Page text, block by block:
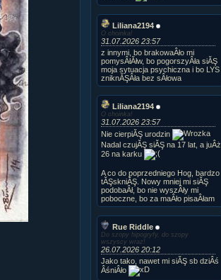
Liliana2194
O choinka!
31.07.2026 23:57
z innymi, bo brakowaÂło mi
pomysÂłĂłw, bo pogorszyÂła siĂŞ
moja sytuacja psychiczna i bo LYS
zniknĂŞÂła bez sÂłowa
Liliana2194
O choinka!
31.07.2026 23:57
Nie cierpiĂŞ urodzin
Nadal czujĂŞ siĂŞ na 17 lat, a juÂż
26 na karku
A co do poprzedniego Hog, bardzo
tĂŞskniĂŞ. Nowy mniej mi siĂŞ
podobaÂł, bo nie wyszÂły mi
poboczne, bo za maÂło pisaÂłam
Rue Riddle
Do szopy hipogryfy, do szopy
wszyscy wraz!
26.07.2026 20:12
Jako tako, nawet mi siĂŞ sb dziÂś
ÂśniÂło